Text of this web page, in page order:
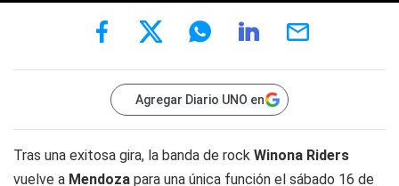
Agregar Diario UNO en
Tras una exitosa gira, la banda de rock Winona Riders
vuelve a Mendoza para una única función el sábado 16 de